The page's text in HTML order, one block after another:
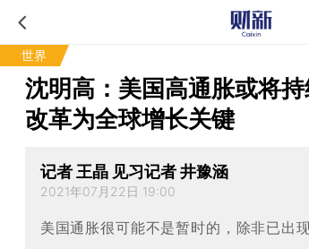
世界
沈明高：美国高通胀或将
改革为全球增长关键
记者 王晶 见习记者 井豫涵
2021年07月22日 19:00
美国通胀很可能不是暂时的，除非已出